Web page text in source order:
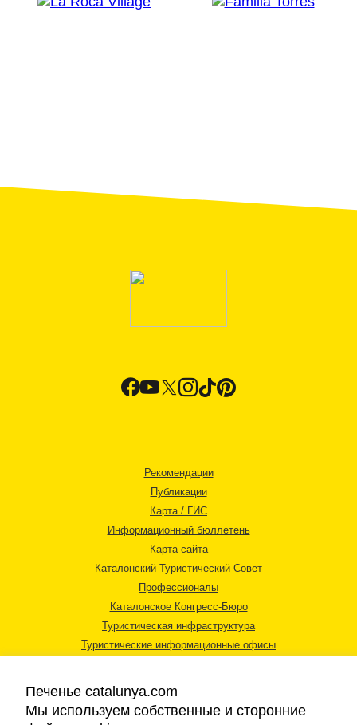
Рекомендации
Публикации
Карта / ГИС
Информационный бюллетень
Карта сайта
Каталонский Туристический Совет
Профессионалы
Каталонское Конгресс-Бюро
Туристическая инфраструктура
Туристические информационные офисы
Печенье catalunya.com
Мы используем собственные и сторонние